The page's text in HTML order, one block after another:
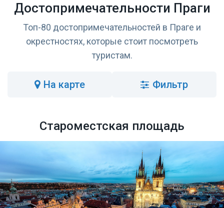
Достопримечательности Праги
Топ-80 достопримечательностей в Праге и
окрестностях, которые стоит посмотреть
туристам.
на карте Фильтр
Староместская площадь